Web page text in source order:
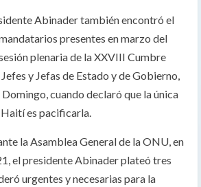
Abinader también encontró el
presentes en marzo del
plenaria de la XXVIII Cumbre
y Jefas de Estado y de Gobierno,
cuando declaró que la única
es pacificarla.
la Asamblea General de la ONU, en
el presidente Abinader plateó tres
urgentes y necesarias para la